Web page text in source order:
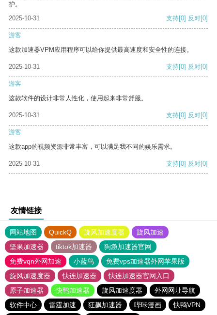
护。
2025-10-31
支持[0] 反对[0]
游客
这款加速器VPM应用程序可以给你提供最高速度和安全性的连接。
2025-10-31 支持[0] 反对[0]
游客
这款软件的设计非常人性化，使用起来非常舒服。
2025-10-31 支持[0] 反对[0]
游客
这款app的视频资源非常丰富，可以满足我不同的娱乐需求。
2025-10-31 支持[0] 反对[0]
友情链接
网站地图 QuickQ 旋风加速度器
旋风加速
坚果加速器
tiktok加速器
狗急加速器官网
免费vqn外网加速
小蓝鸟
免费vps加速器外网苹果版
旋风加速度器
快连加速器
快连加速器官网入口
原子加速器
快鸭加速器 旋风加速度器
外网网址导航
软件中心
雷霆加速 狂飙加速器 哔咔漫画
快鸭VPN